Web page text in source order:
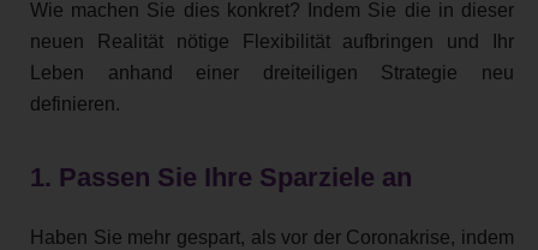
Wie machen Sie dies konkret? Indem Sie die in dieser
neuen Realität nötige Flexibilität aufbringen und Ihr
Leben anhand einer dreiteiligen Strategie neu
definieren.
1. Passen Sie Ihre Sparziele an
Haben Sie mehr gespart, als vor der Coronakrise, indem